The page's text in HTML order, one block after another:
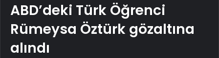
ABD’deki Türk Öğrenci
Rümeysa Öztürk gözaltına
alındı